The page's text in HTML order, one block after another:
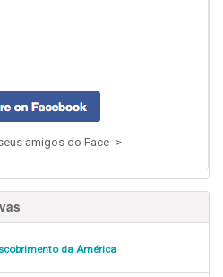
amigos do Face ->
da América